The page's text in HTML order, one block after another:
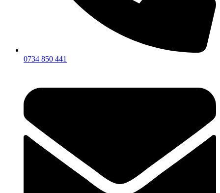
0734 850 441